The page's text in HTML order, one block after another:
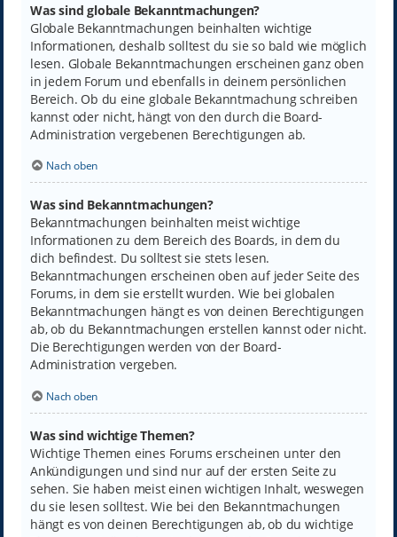
Was sind globale Bekanntmachungen?
Globale Bekanntmachungen beinhalten wichtige
Informationen, deshalb solltest du sie so bald wie möglich
lesen. Globale Bekanntmachungen erscheinen ganz oben
in jedem Forum und ebenfalls in deinem persönlichen
Bereich. Ob du eine globale Bekanntmachung schreiben
kannst oder nicht, hängt von den durch die Board-
Administration vergebenen Berechtigungen ab.
Nach oben
Was sind Bekanntmachungen?
Bekanntmachungen beinhalten meist wichtige
Informationen zu dem Bereich des Boards, in dem du
dich befindest. Du solltest sie stets lesen.
Bekanntmachungen erscheinen oben auf jeder Seite des
Forums, in dem sie erstellt wurden. Wie bei globalen
Bekanntmachungen hängt es von deinen Berechtigungen
ab, ob du Bekanntmachungen erstellen kannst oder nicht.
Die Berechtigungen werden von der Board-
Administration vergeben.
Nach oben
Was sind wichtige Themen?
Wichtige Themen eines Forums erscheinen unter den
Ankündigungen und sind nur auf der ersten Seite zu
sehen. Sie haben meist einen wichtigen Inhalt, weswegen
du sie lesen solltest. Wie bei den Bekanntmachungen
hängt es von deinen Berechtigungen ab, ob du wichtige